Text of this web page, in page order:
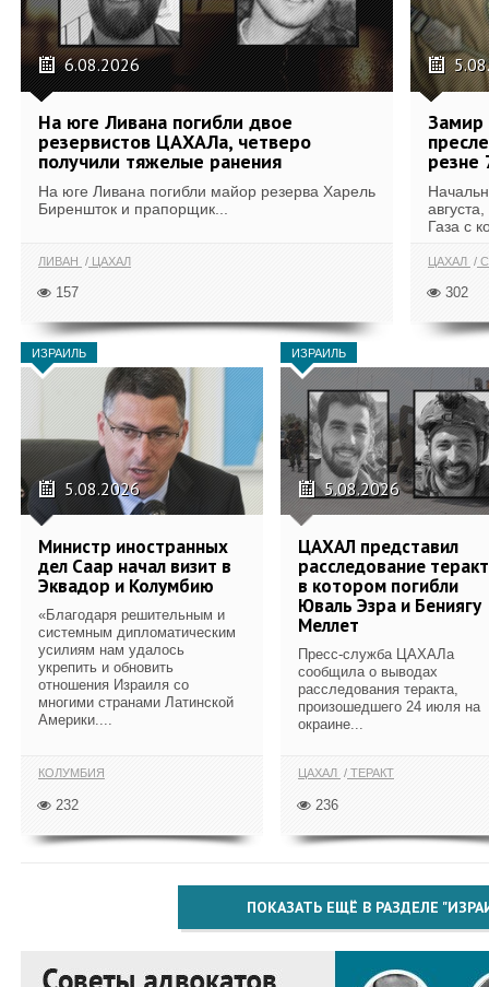
6.08.2026
На юге Ливана погибли двое
резервистов ЦАХАЛа, четверо
получили тяжелые ранения
На юге Ливана погибли майор резерва Харель
Биреншток и прапорщик...
ЛИВАН ЦАХАЛ
157
Замир
резне
Газа с
ЦАХАЛ
302
ИЗРАИЛЬ
5.08.2026
Министр иностранных
дел Саар начал визит в
Эквадор и Колумбию
«Благодаря решительным и
системным дипломатическим
усилиям нам удалось
укрепить и обновить
отношения Израиля со
многими странами Латинской
Америки....
КОЛУМБИЯ
232
ИЗРАИЛЬ
5.08.2026
ЦАХАЛ представил
расследование
в котором погибли
Юваль Эзра и Бениягу
Меллет
Пресс-служба ЦАХАЛа
сообщила о выводах
расследования теракта,
произошедшего 24 июля на
окраине...
ЦАХАЛ ТЕРАКТ
236
ПОКАЗАТЬ ЕЩЁ В РАЗДЕЛЕ